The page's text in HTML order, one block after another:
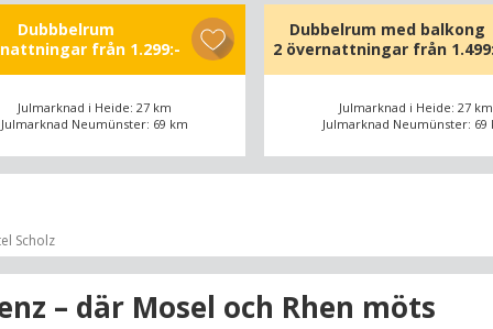
utsikt och vattnet är så nära att man
känner lukten av havet. Upplev det
naturlandskapet på ryggen av en
eller boka en rundflygning med
Jan Peters i hans lilla
I Gardels restaurang kan du
– men också rejält och
ligger mitt i Ditmarsken som är ett av
Dubbbelrum
från 1.299:-
Julmarknad i Heide: 27 km
Julmarknad Neumünster: 69 km
Dubbelrum med balkong
2 övernattningar från
Julmarknad i Heide: 27 km
Julmarknad Neumünster: 69
Scholz
– där Mosel och Rhen möts